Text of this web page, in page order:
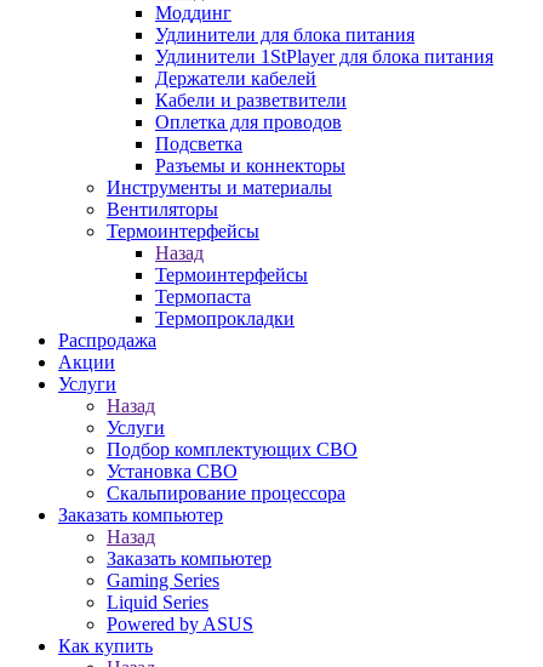
Моддинг
Удлинители для блока питания
Удлинители 1StPlayer для блока питания
Держатели кабелей
Кабели и разветвители
Оплетка для проводов
Подсветка
Разъемы и коннекторы
Инструменты и материалы
Вентиляторы
Термоинтерфейсы
Назад
Термоинтерфейсы
Термопаста
Термопрокладки
Распродажа
Акции
Услуги
Назад
Услуги
Подбор комплектующих СВО
Установка СВО
Скальпирование процессора
Заказать компьютер
Назад
Заказать компьютер
Gaming Series
Liquid Series
Powered by ASUS
Как купить